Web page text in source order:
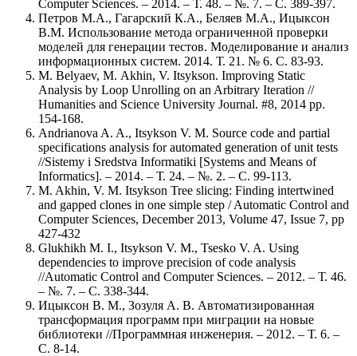
Computer Sciences. – 2014. – Т. 48. – №. 7. – С. 389-397.
Петров М.А., Гагарский К.А., Беляев М.А., Ицыксон
В.М. Использование метода ограниченной проверки
моделей для генерации тестов. Моделирование и анализ
информационных систем. 2014. Т. 21. № 6. С. 83-93.
М. Belyaev, М. Akhin, V. Itsykson. Improving Static
Analysis by Loop Unrolling on an Arbitrary Iteration //
Humanities and Science University Journal. #8, 2014 pp.
154-168.
Andrianova A. A., Itsykson V. M. Source code and partial
specifications analysis for automated generation of unit tests
//Sistemy i Sredstva Informatiki [Systems and Means of
Informatics]. – 2014. – Т. 24. – №. 2. – С. 99-113.
M. Akhin, V. M. Itsykson Tree slicing: Finding intertwined
and gapped clones in one simple step / Automatic Control and
Computer Sciences, December 2013, Volume 47, Issue 7, pp
427-432
Glukhikh M. I., Itsykson V. M., Tsesko V. A. Using
dependencies to improve precision of code analysis
//Automatic Control and Computer Sciences. – 2012. – Т. 46.
– №. 7. – С. 338-344.
Ицыксон В. М., Зозуля А. В. Автоматизированная
трансформация программ при миграции на новые
библиотеки //Программная инженерия. – 2012. – Т. 6. –
С. 8-14.